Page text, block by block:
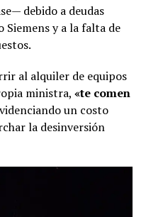
debido a deudas
Siemens y a la falta de
al alquiler de equipos
ministra, «te comen
un costo
la desinversión